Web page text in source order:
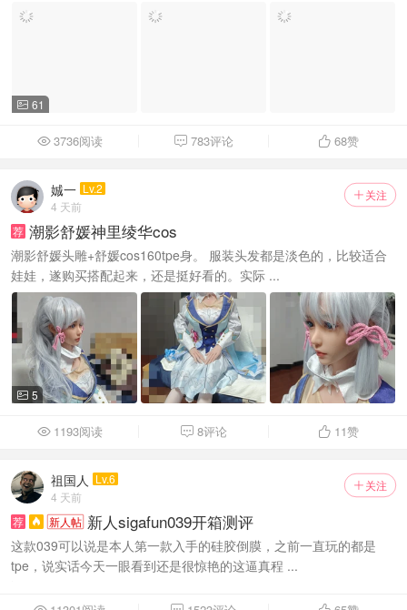
 61
 3736阅读  783评论  68赞
 关注
娍一 Lv.2
4 天前
荐 潮影舒媛神里绫华cos
潮影舒媛头雕+舒媛cos160tpe身。 服装头发都是淡色的，比较适合
娃娃，遂购买搭配起来，还是挺好看的。实际 ...
 5
 1193阅读  8评论  11赞
 关注
祖国人 Lv.6
4 天前
荐
 新人帖 新人sigafun039开箱测评
这款039可以说是本人第一款入手的硅胶倒膜，之前一直玩的都是
tpe，说实话今天一眼看到还是很惊艳的这逼真程 ...